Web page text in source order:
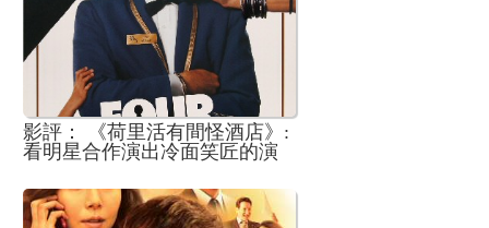
影評： 《荷里活有間怪酒店》:
看明星合作演出冷面笑匠的演